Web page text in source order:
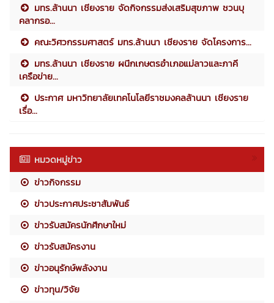
มทร.ล้านนา เชียงราย จัดกิจกรรมส่งเสริมสุขภาพ ชวนบุ
คลากรอ...
คณะวิศวกรรมศาสตร์ มทร.ล้านนา เชียงราย จัดโครงการ...
มทร.ล้านนา เชียงราย ผนึกเกษตรอำเภอแม่ลาวและภาคี
เครือข่าย...
ประกาศ มหาวิทยาลัยเทคโนโลยีราชมงคลล้านนา เชียงราย
เรื่อ...
หมวดหมู่ข่าว
ข่าวกิจกรรม
ข่าวประกาศประชาสัมพันธ์
ข่าวรับสมัครนักศึกษาใหม่
ข่าวรับสมัครงาน
ข่าวอนุรักษ์พลังงาน
ข่าวทุน/วิจัย